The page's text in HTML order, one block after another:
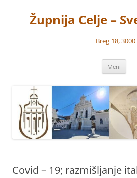
vsebinoŽupnija Celje –
Breg 18, 3000
Meni
Covid – 19; razmišljanje